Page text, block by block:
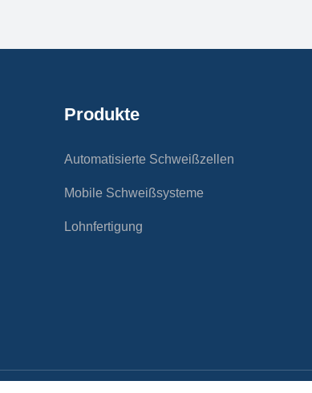
Produkte
Automatisierte Schweißzellen
Mobile Schweißsysteme
Lohnfertigung